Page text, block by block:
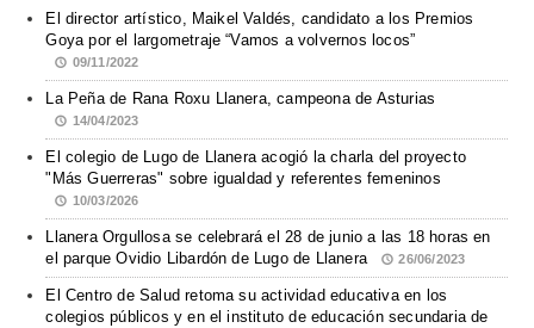
El director artístico, Maikel Valdés, candidato a los Premios
Goya por el largometraje “Vamos a volvernos locos”
09/11/2022
La Peña de Rana Roxu Llanera, campeona de Asturias
14/04/2023
El colegio de Lugo de Llanera acogió la charla del proyecto
"Más Guerreras" sobre igualdad y referentes femeninos
10/03/2026
Llanera Orgullosa se celebrará el 28 de junio a las 18 horas en
el parque Ovidio Libardón de Lugo de Llanera
26/06/2023
El Centro de Salud retoma su actividad educativa en los
colegios públicos y en el instituto de educación secundaria de